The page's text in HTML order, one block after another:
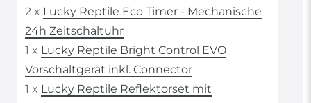
2 x Lucky Reptile Eco Timer - Mechanische
24h Zeitschaltuhr
1 x Lucky Reptile Bright Control EVO
Vorschaltgerät inkl. Connector
1 x Lucky Reptile Reflektorset mit